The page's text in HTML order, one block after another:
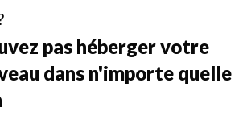
pas héberger votre
dans n'importe quelle